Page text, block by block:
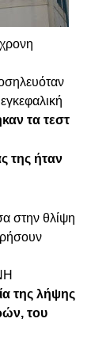
τα τεστ
της ήταν
στην θλίψη
της λήψης
του